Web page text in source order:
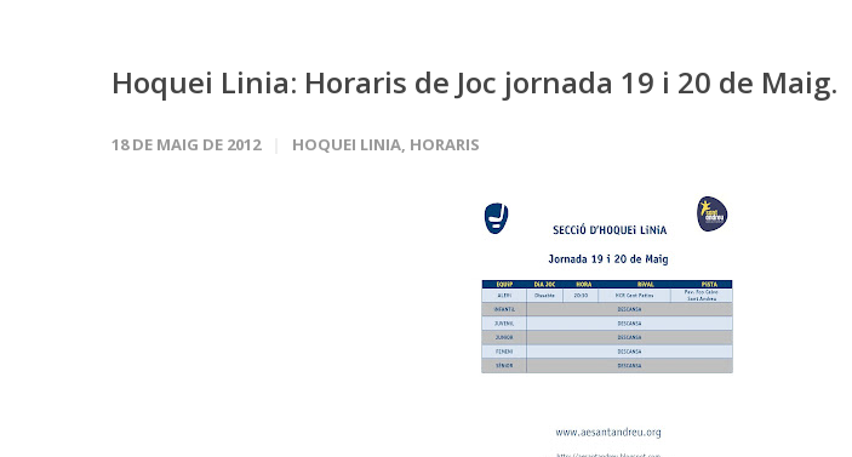
Hoquei Linia: Horaris de Joc jornada 19 i 20 de Maig.
18 DE MAIG DE 2012 HOQUEI LINIA, HORARIS